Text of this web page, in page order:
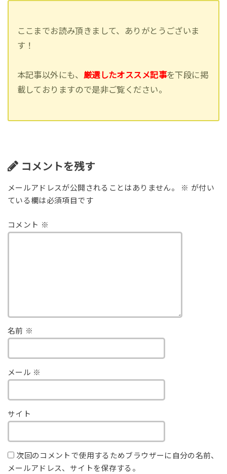
ここまでお読み頂きまして、ありがとうございま
す！
本記事以外にも、 厳選したオススメ記事を下段に掲
載しておりますので是非ご覧ください。
コメントを残す
メールアドレスが公開されることはありません。 ※ が付い
ている欄は必須項目です
コメント ※
名前 ※
メール ※
サイト
次回のコメントで使用するためブラウザーに自分の名前、
メールアドレス、サイトを保存する。